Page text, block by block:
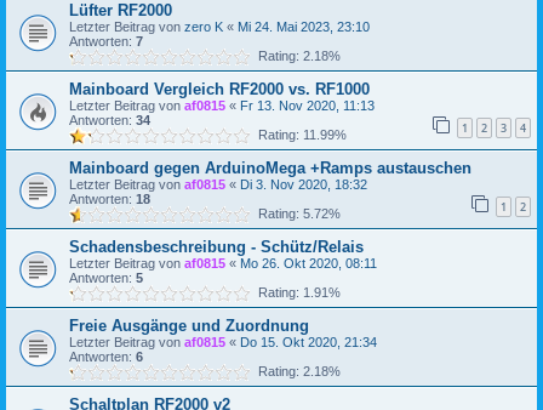
Lüfter RF2000
Letzter Beitrag von zero K « Mi 24. Mai 2023, 23:10
Antworten: 7
Rating: 2.18%
Mainboard Vergleich RF2000 vs. RF1000
Letzter Beitrag von af0815 « Fr 13. Nov 2020, 11:13
Antworten: 34 1 2 3 4
Rating: 11.99%
Mainboard gegen ArduinoMega +Ramps austauschen
Letzter Beitrag von af0815 « Di 3. Nov 2020, 18:32
Antworten: 18 1 2
Rating: 5.72%
Schadensbeschreibung - Schütz/Relais
Letzter Beitrag von af0815 « Mo 26. Okt 2020, 08:11
Antworten: 5
Rating: 1.91%
Freie Ausgänge und Zuordnung
Letzter Beitrag von af0815 « Do 15. Okt 2020, 21:34
Antworten: 6
Rating: 2.18%
Schaltplan RF2000 v2